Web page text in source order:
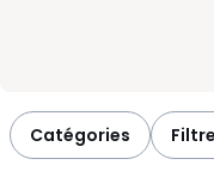
Catégories